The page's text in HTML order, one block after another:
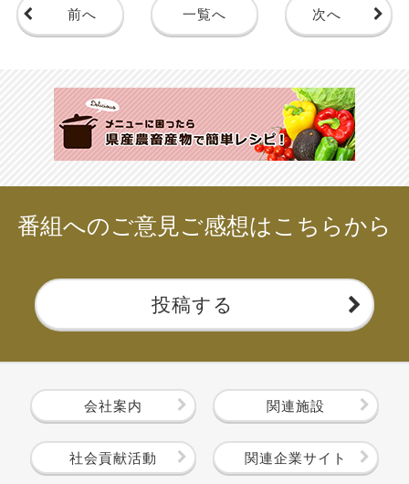
前へ 一覧へ 次へ
番組へのご意見ご感想はこちらから
投稿する
会社案内 関連施設
社会貢献活動 関連企業サイト